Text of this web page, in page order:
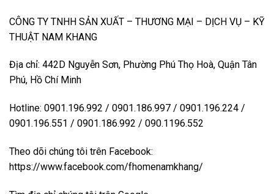
CÔNG TY TNHH SẢN XUẤT – THƯƠNG MẠI – DỊCH VỤ – KỸ
THUẬT NAM KHANG
Địa chỉ: 442D Nguyễn Sơn, Phường Phú Thọ Hoà, Quận Tân
Phú, Hồ Chí Minh
Hotline: 0901.196.992 / 0901.186.997 / 0901.196.224 /
0901.196.551 / 0901.186.992 / 090.1196.552
Theo dõi chúng tôi trên Facebook:
https://www.facebook.com/fhomenamkhang/